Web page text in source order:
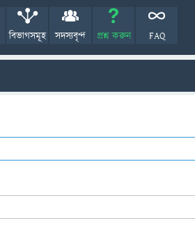
বিভাগসমূহ সদস্যবৃন্দ প্রশ্ন করুন FAQ